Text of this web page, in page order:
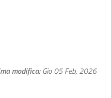
modifica Gio 05 Feb, 2026